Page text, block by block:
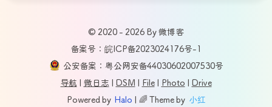
© 2020 - 2026 By 微博客
备案号：皖ICP备2023024176号-1
公安备案：粤公网安备44030602007530号
导航
微日志 DSM File| Photo
Drive
Powered by Halo | 🌈 Theme by 小红